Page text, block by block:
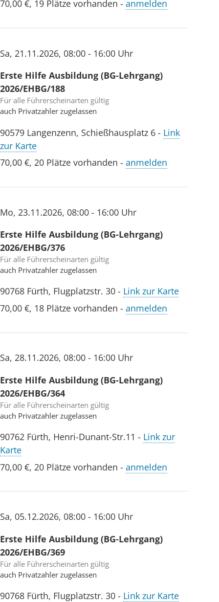
70,00 €, 19 Plätze vorhanden - anmelden
Sa, 21.11.2026, 08:00 - 16:00 Uhr
Erste Hilfe Ausbildung (BG-Lehrgang)
2026/EHBG/188
Für alle Führerscheinarten gültig
auch Privatzahler zugelassen
90579 Langenzenn, Schießhausplatz 6 - Link
zur Karte
70,00 €, 20 Plätze vorhanden - anmelden
Mo, 23.11.2026, 08:00 - 16:00 Uhr
Erste Hilfe Ausbildung (BG-Lehrgang)
2026/EHBG/376
Für alle Führerscheinarten gültig
auch Privatzahler zugelassen
90768 Fürth, Flugplatzstr. 30 - Link zur Karte
70,00 €, 18 Plätze vorhanden - anmelden
Sa, 28.11.2026, 08:00 - 16:00 Uhr
Erste Hilfe Ausbildung (BG-Lehrgang)
2026/EHBG/364
Für alle Führerscheinarten gültig
auch Privatzahler zugelassen
90762 Fürth, Henri-Dunant-Str.11 - Link zur
Karte
70,00 €, 20 Plätze vorhanden - anmelden
Sa, 05.12.2026, 08:00 - 16:00 Uhr
Erste Hilfe Ausbildung (BG-Lehrgang)
2026/EHBG/369
Für alle Führerscheinarten gültig
auch Privatzahler zugelassen
90768 Fürth, Flugplatzstr. 30 - Link zur Karte